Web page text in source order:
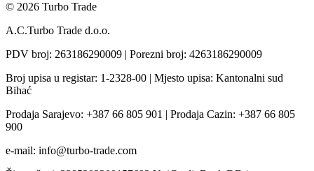
© 2026 Turbo Trade
A.C.Turbo Trade d.o.o.
PDV broj: 263186290009 | Porezni broj: 4263186290009
Broj upisa u registar: 1-2328-00 | Mjesto upisa: Kantonalni sud
Bihać
Prodaja Sarajevo: +387 66 805 901 | Prodaja Cazin: +387 66 805
900
e-mail: info@turbo-trade.com